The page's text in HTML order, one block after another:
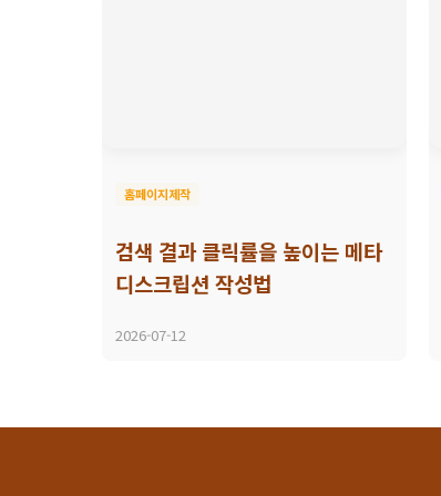
홈페이지제작
검색 결과 클릭률을 높이는 메타
디스크립션 작성법
2026-07-12